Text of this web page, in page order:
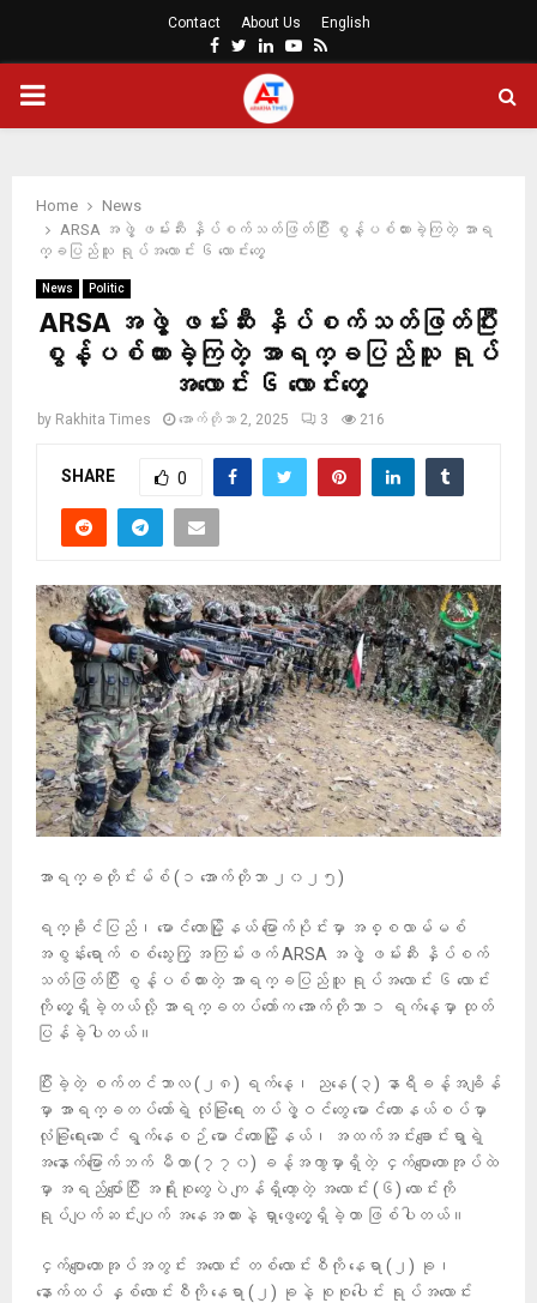
Contact About Us English
Facebook
Twitter
LinkedinYoutube
Rss
PRIMARY
Home
News
ARSA အဖွဲ့ ဖမ်းဆီး နှိပ်စက်သတ်ဖြတ်ပြီး စွန့်ပစ်ထားခဲ့ကြတဲ့ အာရ
က္ခပြည်သူ ရုပ်အလောင်း ၆ လောင်းတွေ့
News Politic
ARSA အဖွဲ့ ဖမ်းဆီး နှိပ်စက်သတ်ဖြတ်ပြီး
စွန့်ပစ်ထားခဲ့ကြတဲ့ အာရက္ခပြည်သူ ရုပ်
အလောင်း ၆ လောင်းတွေ့
by Rakhita Times အောက်တိုဘာ 2, 2025 3 216
SHARE 0
အာရက္ခတိုင်းမ်စ် (၁ အောက်တိုဘာ ၂၀၂၅)
ရက္ခိုင်ပြည်၊ မောင်တောမြို့နယ် မြောက်ပိုင်းမှာ အစ္စလာမ်မစ်
အစွန်းရောက် စစ်သွေးကြွ အကြမ်းဖက် ARSA အဖွဲ့ ဖမ်းဆီး နှိပ်စက်
သတ်ဖြတ်ပြီး စွန့်ပစ်ထားတဲ့ အာရက္ခပြည်သူ ရုပ်အလောင်း ၆ လောင်း
ကို တွေ့ရှိခဲ့တယ်လို့ အာရက္ခတပ်တော်က အောက်တိုဘာ ၁ ရက်နေ့မှာ ထုတ်
ပြန်ခဲ့ပါတယ်။
ပြီးခဲ့တဲ့ စက်တင်ဘာလ (၂၈) ရက်နေ့၊ ညနေ (၃) နာရီခန့်အချိန်
မှာ အာရက္ခတပ်တော်ရဲ့ လုံခြုံရေး တပ်ဖွဲ့ဝင်တွေ မောင်တောနယ်စပ်မှာ
လုံခြုံရေးဆောင် ရွက်နေစဉ် မောင်တောမြို့နယ်၊ အထက်အင်းချောင်းရွာရဲ့
အနောက်မြောက်ဘက် မီတာ (၇၇၀) ခန့်အကွာမှာရှိတဲ့ ငှက်ပျောတောအုပ်ထဲ
မှာ အရည်ပျော်ပြီး အရိုးစုတွေပဲ ကျန်ရှိတော့တဲ့ အလောင်း (၆) လောင်းကို
ရုပ်ပျက်ဆင်းပျက် အနေအထားနဲ့ ရှာဖွေတွေ့ရှိခဲ့တာ ဖြစ်ပါတယ်။
ငှက်ပျောတောအုပ်အတွင်း အလောင်း တစ်လောင်းစီကို နေရာ (၂) ခု၊
နောက်ထပ် နှစ်လောင်းစီကို နေရာ (၂) ခုနဲ့ စုစုပေါင်း ရုပ်အလောင်း